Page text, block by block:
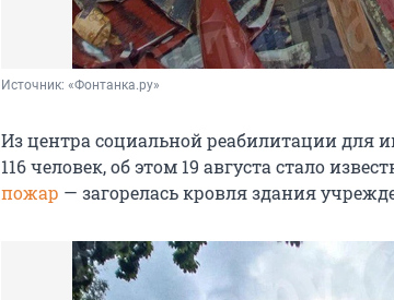
Источник: «Фонтанка.ру»
Из центра социальной реабилитации для
116 человек, об этом 19 августа стало
пожар — загорелась кровля здания